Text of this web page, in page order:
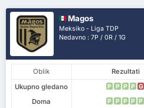
Magos
Meksiko - Liga TDP
Nedavno : 7P / 0R / 1G
Oblik Rezultati
Ukupno gledano
P P P P G
Doma P P P P P